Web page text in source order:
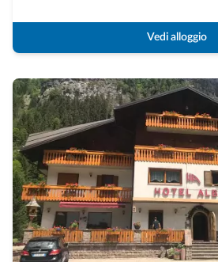
Vedi alloggio